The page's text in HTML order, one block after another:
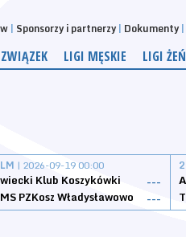
Sponsorzy i partnerzy Dokumenty
ZWIĄZEK LIGI MĘSKIE LIGI
| 2026-09-19 00:00
Klub Koszykówki
---
PZKosz Władysławowo
---